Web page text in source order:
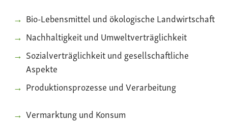
Bio-Lebensmittel und ökologische Landwirtschaft
Nachhaltigkeit und Umweltverträglichkeit
Sozialverträglichkeit und gesellschaftliche
Aspekte
Produktionsprozesse und Verarbeitung
Vermarktung und Konsum